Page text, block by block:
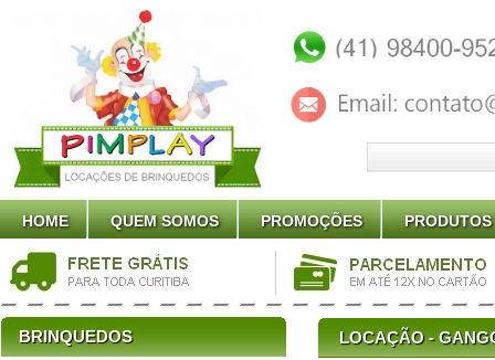
HOME QUEM SOMOS PROMOÇÕES PRODUTOS
LOCAÇÃO -
BRINQUEDOS